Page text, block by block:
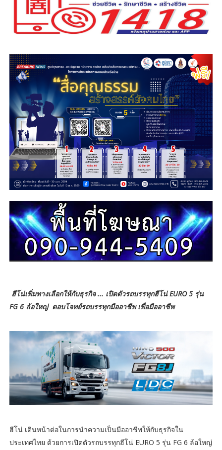
ฮีโน่เพิ่มทางเลือกให้กับธุรกิจ ... เปิดตัวรถบรรทุกฮีโน่ EURO 5 รุ่น
FG 6 ล้อใหญ่ ตอบโจทย์รถบรรทุกมืออาชีพ เพื่อมืออาชีพ
ฮีโน่ เดินหน้าต่อในการนำความเป็นมืออาชีพให้กับธุรกิจใน
ประเทศไทย ด้วยการเปิดตัวรถบรรทุกฮีโน่ EURO 5 รุ่น FG 6 ล้อใหญ่